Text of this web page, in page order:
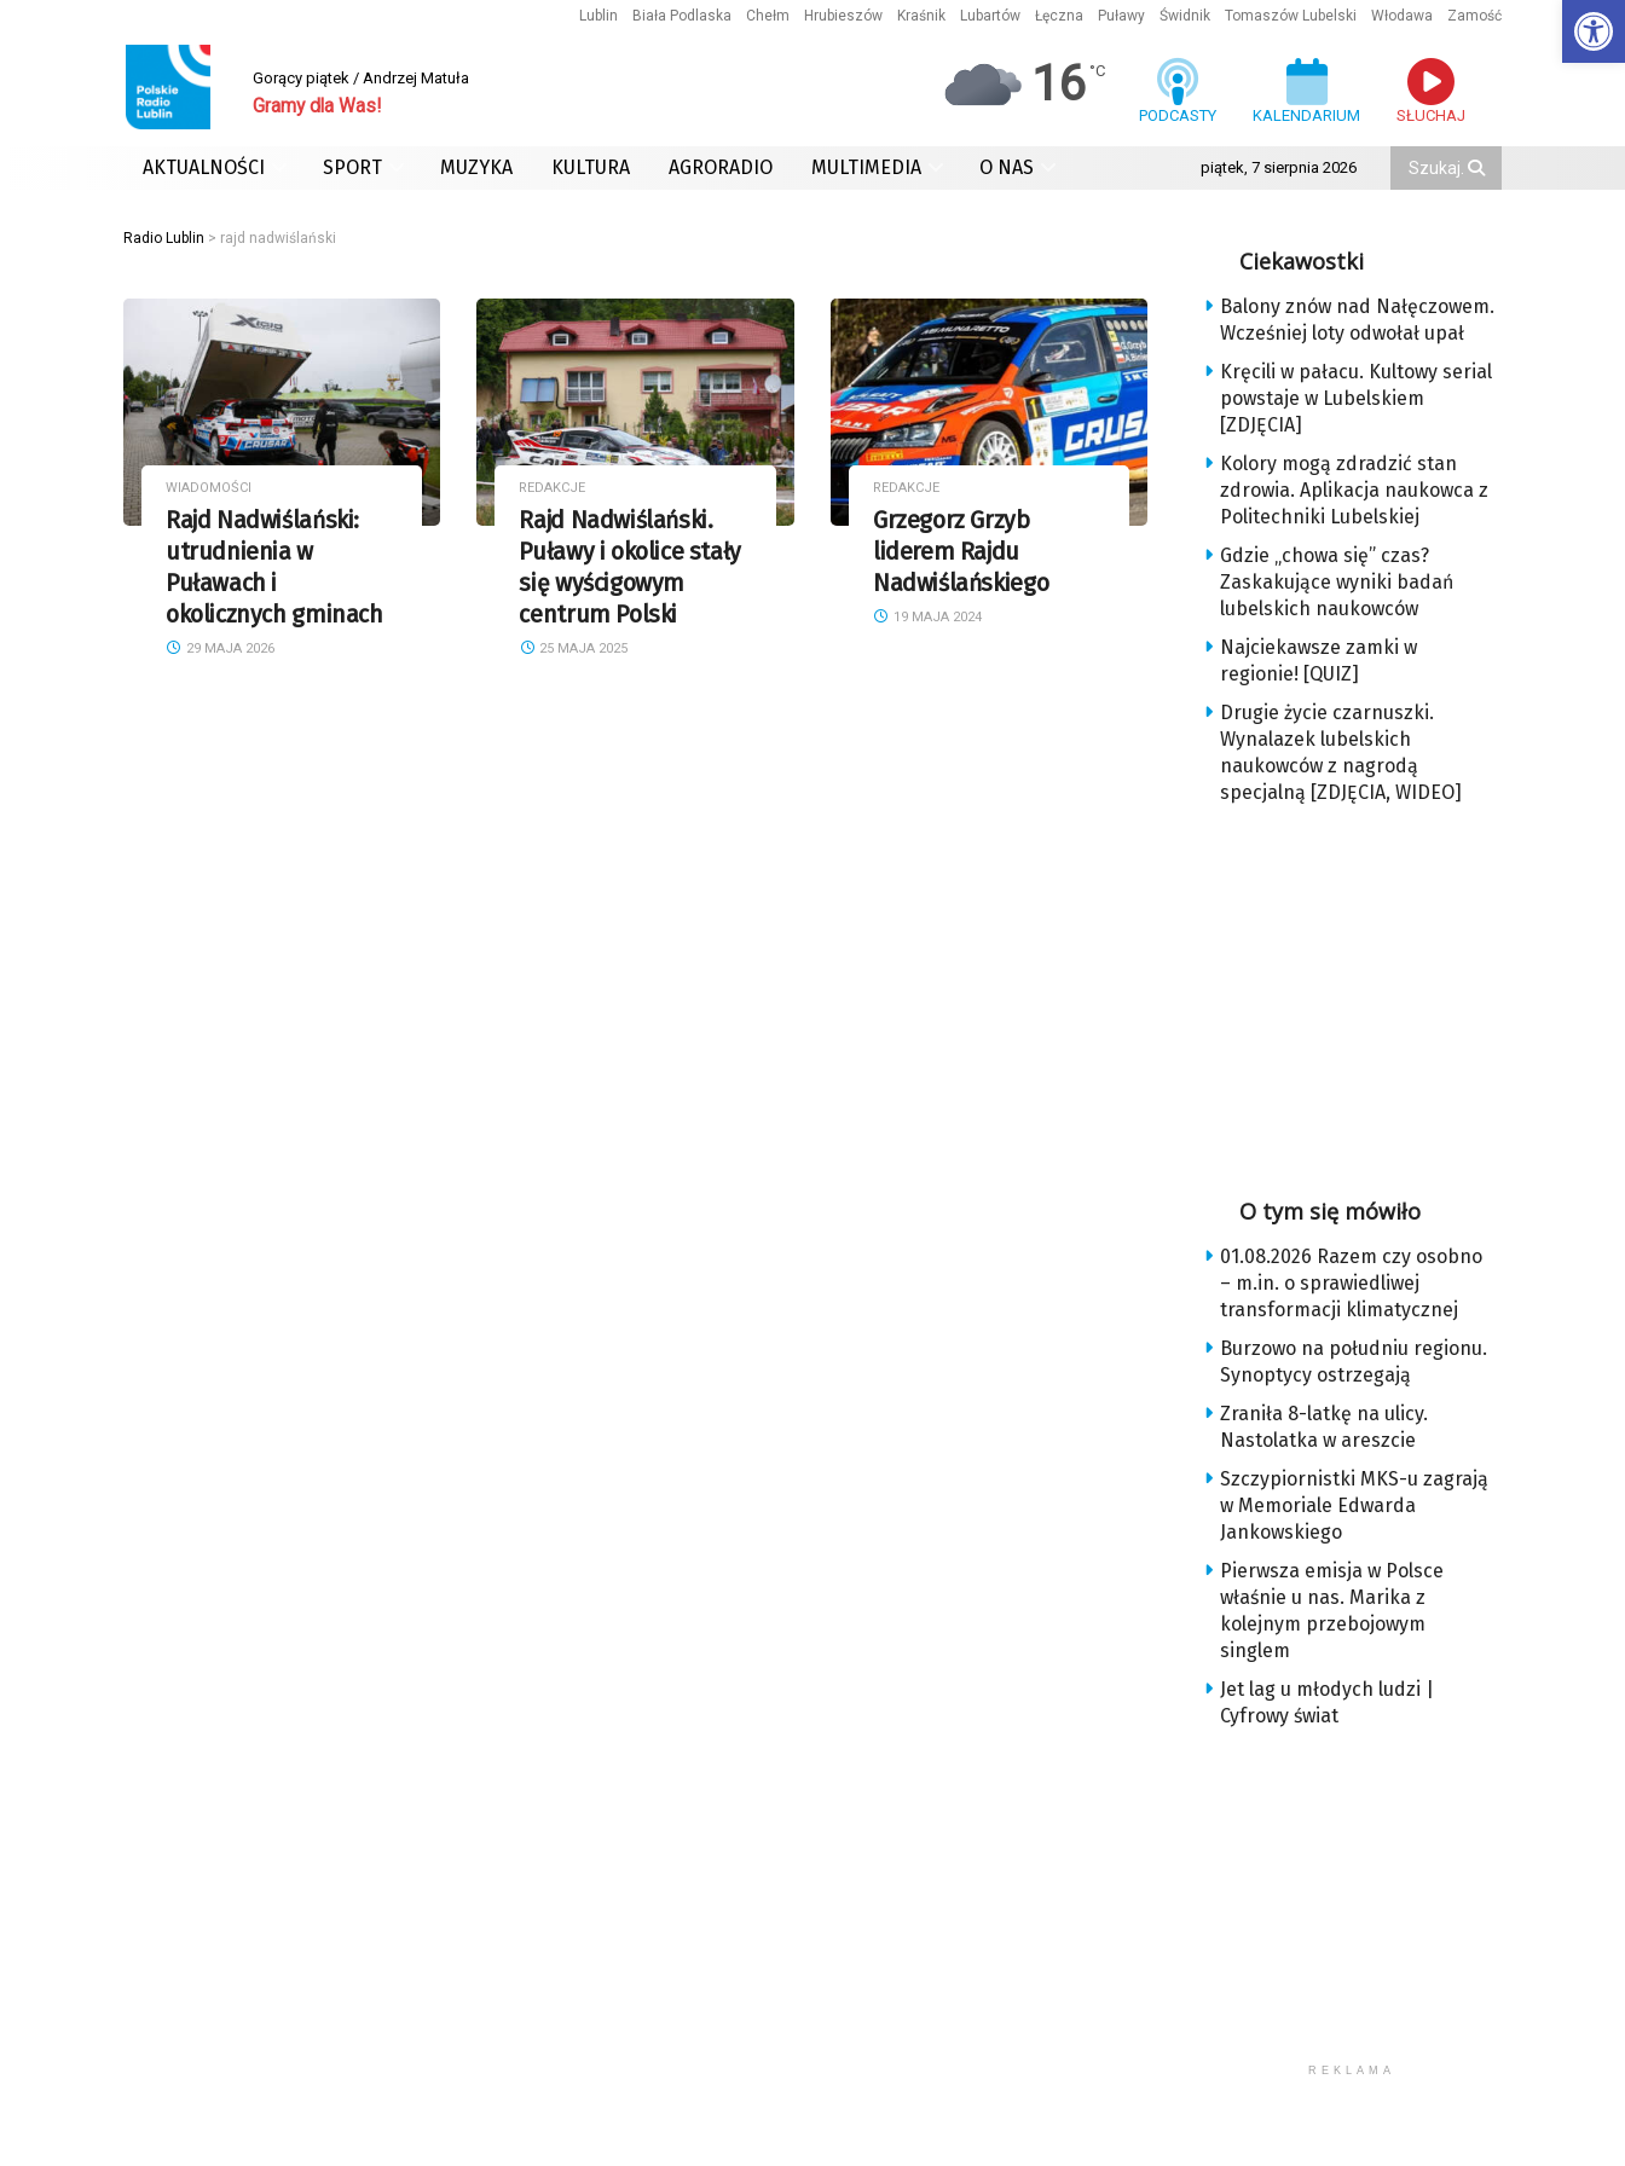
Lublin Biała Podlaska Chełm Hrubieszów Kraśnik Lubartów Łęczna Puławy Świdnik Tomaszów Lubelski Włodawa Zamość
Gorący piątek / Andrzej Matuła
Gramy dla Was! 16 °C
PODCASTY KALENDARIUM SŁUCHAJ
AKTUALNOŚCI SPORT MUZYKA KULTURA AGRORADIO MULTIMEDIA O NAS piątek, 7 sierpnia 2026
Radio Lublin > rajd nadwiślański
WIADOMOŚCI
Rajd Nadwiślański:
utrudnienia w
Puławach i
okolicznych gminach
29 MAJA 2026
REDAKCJE
Rajd Nadwiślański.
Puławy i okolice stały
się wyścigowym
centrum Polski
25 MAJA 2025
REDAKCJE
Grzegorz Grzyb
liderem Rajdu
Nadwiślańskiego
19 MAJA 2024
Ciekawostki
Balony znów nad Nałęczowem.
Wcześniej loty odwołał upał
Kręcili w pałacu. Kultowy serial
powstaje w Lubelskiem
[ZDJĘCIA]
Kolory mogą zdradzić stan
zdrowia. Aplikacja naukowca z
Politechniki Lubelskiej
Gdzie „chowa się” czas?
Zaskakujące wyniki badań
lubelskich naukowców
Najciekawsze zamki w
regionie! [QUIZ]
Drugie życie czarnuszki.
Wynalazek lubelskich
naukowców z nagrodą
specjalną [ZDJĘCIA, WIDEO]
O tym się mówiło
01.08.2026 Razem czy osobno
– m.in. o sprawiedliwej
transformacji klimatycznej
Burzowo na południu regionu.
Synoptycy ostrzegają
Zraniła 8-latkę na ulicy.
Nastolatka w areszcie
Szczypiornistki MKS-u zagrają
w Memoriale Edwarda
Jankowskiego
Pierwsza emisja w Polsce
właśnie u nas. Marika z
kolejnym przebojowym
singlem
Jet lag u młodych ludzi |
Cyfrowy świat
REKLAMA